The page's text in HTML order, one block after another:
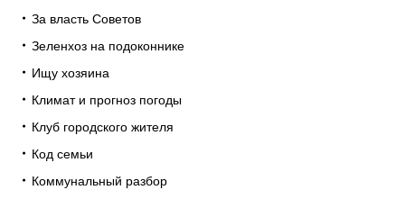
За власть Советов
Зеленхоз на подоконнике
Ищу хозяина
Климат и прогноз погоды
Клуб городского жителя
Код семьи
Коммунальный разбор